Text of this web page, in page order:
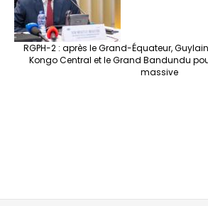
RGPH-2 : après le Grand-Équateur,
Kongo Central et le Grand Bandundu
massive